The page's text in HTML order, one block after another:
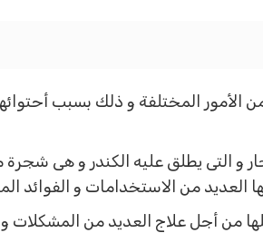
الأمور المختلفة و ذلك بسبب
و التى يطلق عليه الكندر و هى شجرة
العديد من الاستخدامات و الفوائد
من أجل علاج العديد من